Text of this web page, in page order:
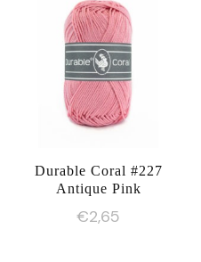
Durable Coral #227
Antique Pink
€2,65